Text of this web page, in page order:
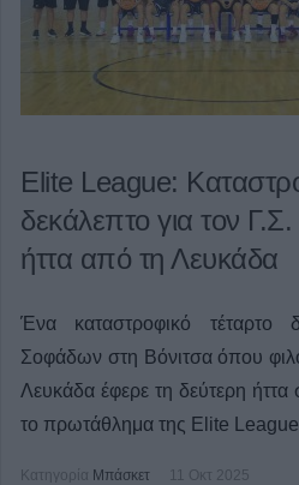
Elite League:
δεκάλεπτο για τον
ήττα από τη Λευκάδα
Ένα καταστροφικό τέταρτο
Σοφάδων στη Βόνιτσα όπου
Λευκάδα έφερε τη δεύτερη ήττα
το πρωτάθλημα της Elite
Κατηγορία Μπάσκετ 11 Οκτ 2025